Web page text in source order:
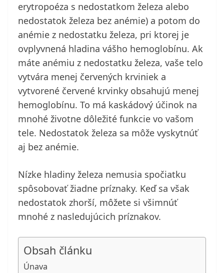
erytropoéza s nedostatkom železa alebo
nedostatok železa bez anémie) a potom do
anémie z nedostatku železa, pri ktorej je
ovplyvnená hladina vášho hemoglobínu. Ak
máte anémiu z nedostatku železa, vaše telo
vytvára menej červených krviniek a
vytvorené červené krvinky obsahujú menej
hemoglobínu. To má kaskádový účinok na
mnohé životne dôležité funkcie vo vašom
tele. Nedostatok železa sa môže vyskytnúť
aj bez anémie.
Nízke hladiny železa nemusia spočiatku
spôsobovať žiadne príznaky. Keď sa však
nedostatok zhorší, môžete si všimnúť
mnohé z nasledujúcich príznakov.
Obsah článku
Únava